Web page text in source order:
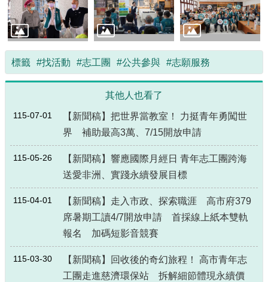
標籤 #找活動 #志工團 #公共參與 #志願服務
其他人也看了
115-07-01
【新聞稿】把世界當教室！ 力挺青年勇闖世
界 補助最高3萬、7/15開放申請
115-05-26
【新聞稿】響應國際月經日 青年志工團跨海
送愛非洲、實踐永續發展目標
115-04-01
【新聞稿】走入市政、探索職涯 高市府379
席暑期工讀4/7開放申請 首採線上紙本雙軌
報名 加碼短影音競賽
115-03-30
【新聞稿】回收後的奇幻旅程！ 高市青年志
工團走進慈濟環保站 拆解細節體現永續價